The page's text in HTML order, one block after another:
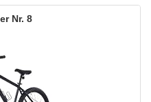
8